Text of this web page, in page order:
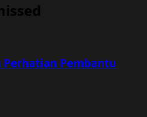
Pembantu